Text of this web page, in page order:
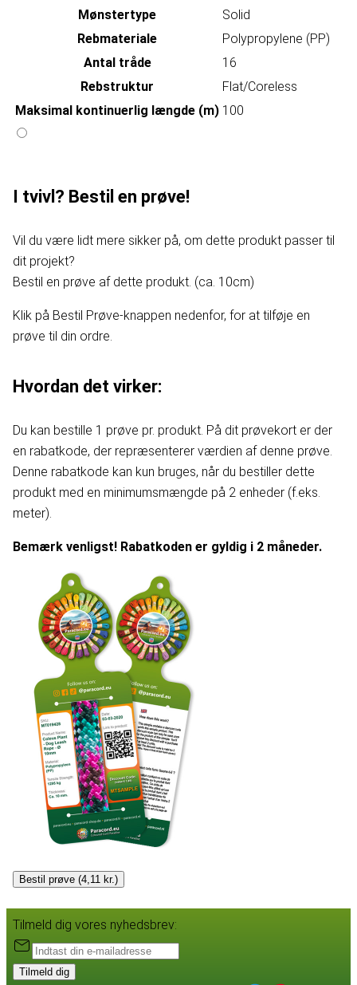
Mønstertype
Solid
Rebmateriale
Polypropylene (PP)
Antal tråde
16
Rebstruktur
Flat/Coreless
Maksimal kontinuerlig længde (m) 100
I tvivl? Bestil en prøve!
Vil du være lidt mere sikker på, om dette produkt passer til
dit projekt?
Bestil en prøve af dette produkt. (ca. 10cm)
Klik på Bestil Prøve-knappen nedenfor, for at tilføje en
prøve til din ordre.
Hvordan det virker:
Du kan bestille 1 prøve pr. produkt. På dit prøvekort er der
en rabatkode, der repræsenterer værdien af denne prøve.
Denne rabatkode kan kun bruges, når du bestiller dette
produkt med en minimumsmængde på 2 enheder (f.eks.
meter).
Bemærk venligst! Rabatkoden er gyldig i 2 måneder.
Bestil prøve (4,11 kr.)
Tilmeld dig vores nyhedsbrev:
Tilmeld dig